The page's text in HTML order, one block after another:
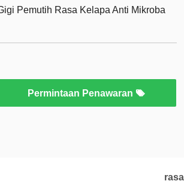
Pemutih Rasa Kelapa Anti Mikroba
Permintaan Penawaran